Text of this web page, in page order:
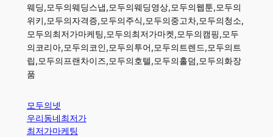
웨딩,모두의웨딩스냅,모두의웨딩영상,모두의웹툰,모두의
위키,모두의자격증,모두의주식,모두의중고차,모두의청소,
모두의최저가마케팅,모두의최저가마켓,모두의캠핑,모두
의코리아,모두의코인,모두의투어,모두의트렌드,모두의트
립,모두의프랜차이즈,모두의호텔,모두의홀덤,모두의화장
품
모두의넷
우리동네최저가
최저가마케팅